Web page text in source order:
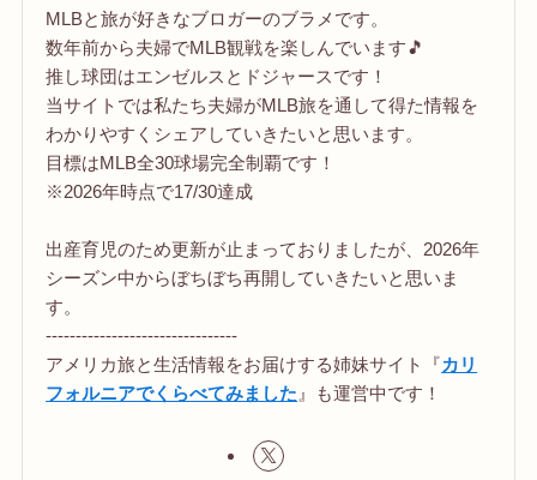
MLBと旅が好きなブロガーのブラメです。
数年前から夫婦でMLB観戦を楽しんでいます🎵
推し球団はエンゼルスとドジャースです！
当サイトでは私たち夫婦がMLB旅を通して得た情報を
わかりやすくシェアしていきたいと思います。
目標はMLB全30球場完全制覇です！
※2026年時点で17/30達成
出産育児のため更新が止まっておりましたが、2026年
シーズン中からぼちぼち再開していきたいと思いま
す。
--------------------------------
アメリカ旅と生活情報をお届けする姉妹サイト『カリ
フォルニアでくらべてみました 』も運営中です！